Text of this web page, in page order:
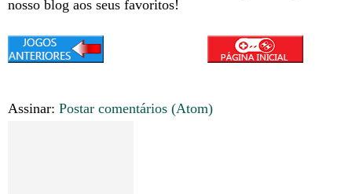
nosso blog aos seus favoritos!
Assinar: Postar comentários (Atom)